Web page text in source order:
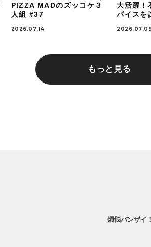
PIZZA MADのズッコケ３
人組 #37
2026.07.14
大活躍！
パイスを
もっと見る
煩悩バンザイ